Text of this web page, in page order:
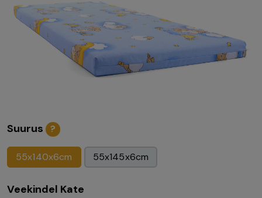
Suurus ?
55x140x6cm 55x145x6cm
Veekindel Kate